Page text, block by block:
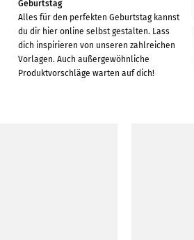
Geburtstag
Alles für den perfekten Geburtstag kannst
du dir hier online selbst gestalten. Lass
dich inspirieren von unseren zahlreichen
Vorlagen. Auch außergewöhnliche
Produktvorschläge warten auf dich!